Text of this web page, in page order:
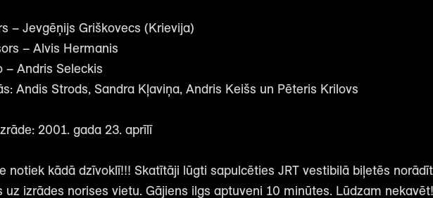
– Jevgēņijs Griškovecs (Krievija)
– Alvis Hermanis
– Andris Seleckis
Andis Strods, Sandra Kļaviņa, Andris Keišs un Pēteris Krilovs
2001. gada 23. aprīlī
notiek kādā dzīvoklī!!! Skatītāji lūgti sapulcēties JRT vestibilā biļetēs
uz izrādes norises vietu. Gājiens ilgs aptuveni 10 minūtes. Lūdzam